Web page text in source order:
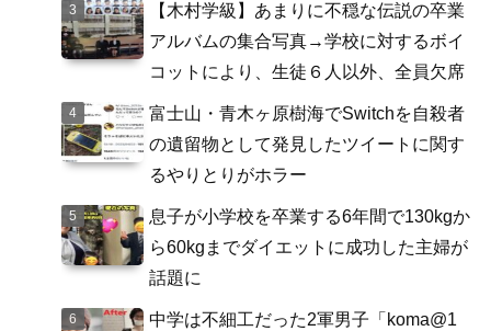
【木村学級】あまりに不穏な伝説の卒業
アルバムの集合写真→学校に対するボイ
コットにより、生徒６人以外、全員欠席
富士山・青木ヶ原樹海でSwitchを自殺者
の遺留物として発見したツイートに関す
るやりとりがホラー
息子が小学校を卒業する6年間で130kgか
ら60kgまでダイエットに成功した主婦が
話題に
中学は不細工だった2軍男子「koma@1